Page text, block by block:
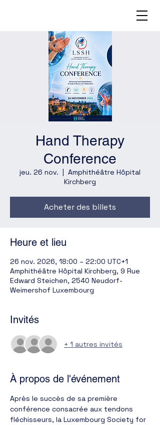
Hand Therapy
Conference
jeu. 26 nov.
  |
Amphithéâtre Hôpital
Kirchberg
Acheter des billets
Heure et lieu
26 nov. 2026, 18:00 – 22:00 UTC+1
Amphithéâtre Hôpital Kirchberg, 9 Rue
Edward Steichen, 2540 Neudorf-
Weimershof Luxembourg
Invités
+ 1 autres invités
À propos de l'événement
Après le succès de sa première
conférence consacrée aux tendons
fléchisseurs, la Luxembourg Society for